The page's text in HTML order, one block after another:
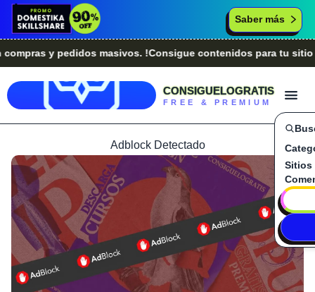
Saber más
y pedidos masivos. !Consigue contenidos para tu sitio
CONSIGUELOGRATIS
FREE & PREMIUM
Sitios
Adblock Detectado